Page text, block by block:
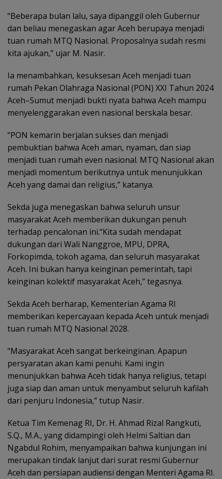
“Beberapa bulan lalu, saya dipanggil oleh Gubernur
dan beliau menegaskan agar Aceh berupaya menjadi
tuan rumah MTQ Nasional. Proposalnya sudah resmi
kita ajukan,” ujar M. Nasir.
Ia menambahkan, kesuksesan Aceh menjadi tuan
rumah Pekan Olahraga Nasional (PON) XXI Tahun 2024
Aceh–Sumut menjadi bukti nyata bahwa Aceh mampu
menyelenggarakan even nasional berskala besar.
“PON kemarin berjalan sukses dan menjadi
pembuktian bahwa Aceh aman, nyaman, dan siap
menjadi tuan rumah even nasional. MTQ Nasional akan
menjadi momentum berikutnya untuk menunjukkan
Aceh yang damai dan religius,” katanya.
Sekda juga menegaskan bahwa seluruh unsur
masyarakat Aceh memberikan dukungan penuh
terhadap pencalonan ini.“Kita sudah mendapat
dukungan dari Wali Nanggroe, MPU, DPRA,
Forkopimda, tokoh agama, dan seluruh masyarakat
Aceh. Ini bukan hanya keinginan pemerintah, tapi
keinginan kolektif masyarakat Aceh,” tegasnya.
Sekda Aceh berharap, Kementerian Agama RI
memberikan kepercayaan kepada Aceh untuk menjadi
tuan rumah MTQ Nasional 2028.
“Masyarakat Aceh sangat berkeinginan. Apapun
persyaratan akan kami penuhi. Kami ingin
menunjukkan bahwa Aceh tidak hanya religius, tetapi
juga siap dan aman untuk menyambut seluruh kafilah
dari penjuru Indonesia,” tutup Nasir.
Ketua Tim Kemenag RI, Dr. H. Ahmad Rizal Rangkuti,
S.Q., M.A., yang didampingi oleh Helmi Saltian dan
Ngabdul Rohim, menyampaikan bahwa kunjungan ini
merupakan tindak lanjut dari surat resmi Gubernur
Aceh dan persiapan audiensi dengan Menteri Agama RI.